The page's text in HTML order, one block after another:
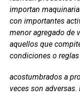
importan
con importantes
menor agregado de
aquellos que
condiciones o
acostumbrados a
veces son